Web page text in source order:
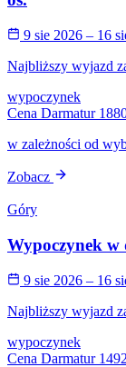
9 sie 2026 – 16
Najbliższy wyjazd
wypoczynek
Cena Darmatur
w zależności od
Zobacz
Góry
Wypoczynek w
9 sie 2026 – 16
Najbliższy wyjazd
wypoczynek
Cena Darmatur